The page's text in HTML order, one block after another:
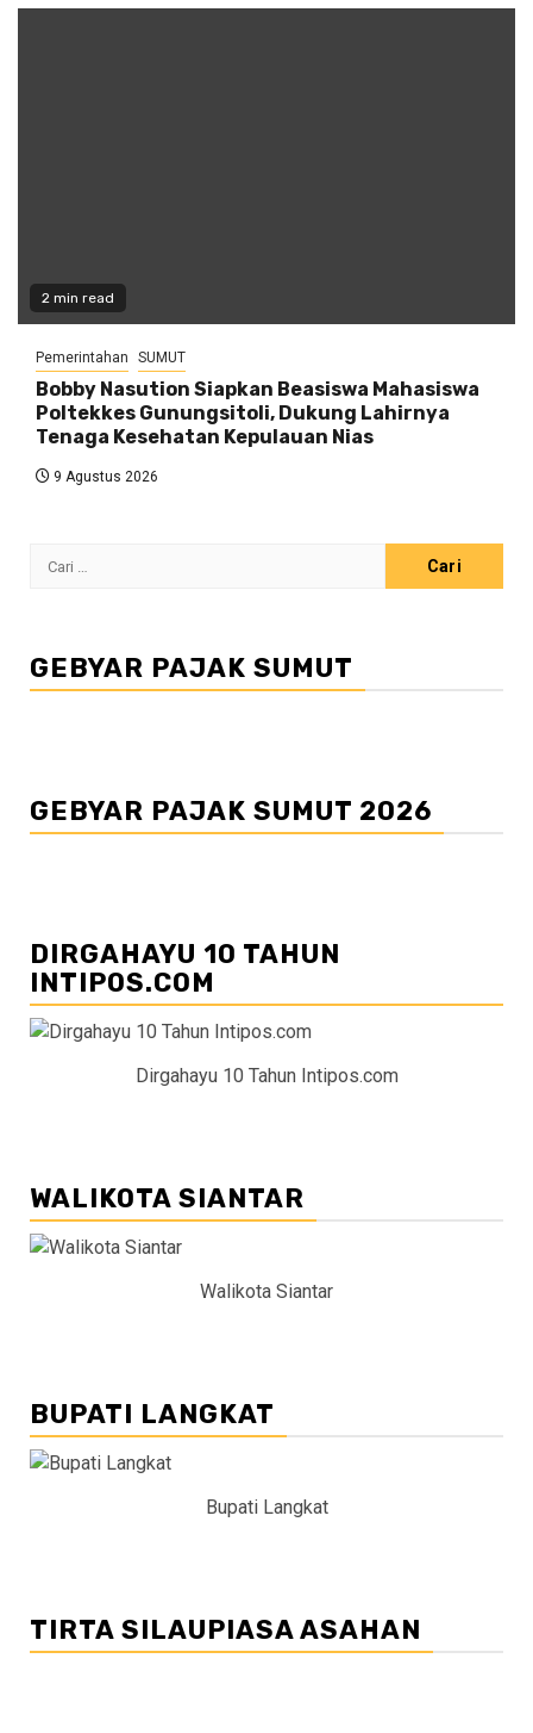
2 min read
Pemerintahan SUMUT
Bobby Nasution Siapkan Beasiswa Mahasiswa
Poltekkes Gunungsitoli, Dukung Lahirnya
Tenaga Kesehatan Kepulauan Nias
9 Agustus 2026
Cari
GEBYAR PAJAK SUMUT
GEBYAR PAJAK SUMUT 2026
DIRGAHAYU 10 TAHUN
INTIPOS.COM
Dirgahayu 10 Tahun Intipos.com
WALIKOTA SIANTAR
Walikota Siantar
BUPATI LANGKAT
Bupati Langkat
TIRTA SILAUPIASA ASAHAN